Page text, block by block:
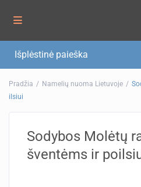
Išplėstinė paieška
Pradžia Namelių nuoma Lietuvoje
ilsiui
Sodybos Molėtų
šventėms ir